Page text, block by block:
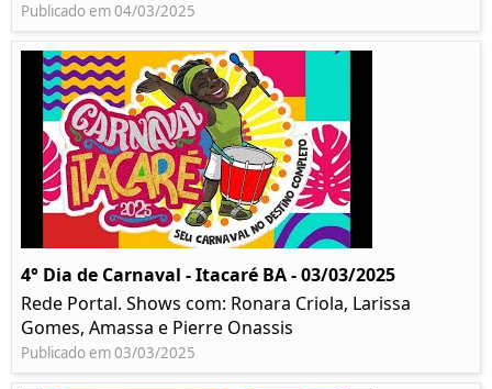
Publicado em 04/03/2025
4° Dia de Carnaval - Itacaré BA - 03/03/2025
Rede Portal. Shows com: Ronara Criola, Larissa
Gomes, Amassa e Pierre Onassis
Publicado em 03/03/2025